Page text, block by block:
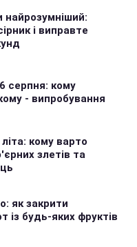
найрозумніший:
і виправте
серпня: кому
- випробування
кому варто
злетів та
як закрити
із будь-яких фруктів